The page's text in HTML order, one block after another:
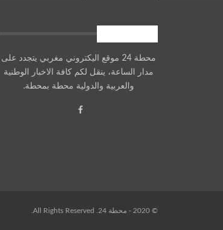
محطة 24 موقع اليكتروني مغربي يتجدد على
مدار الساعة، ينقل لكم كافة الاخبار الوطنية
والعربية والدولية محطة بمحطة.
© 2020 - محطة 24. All Rights Reserved.